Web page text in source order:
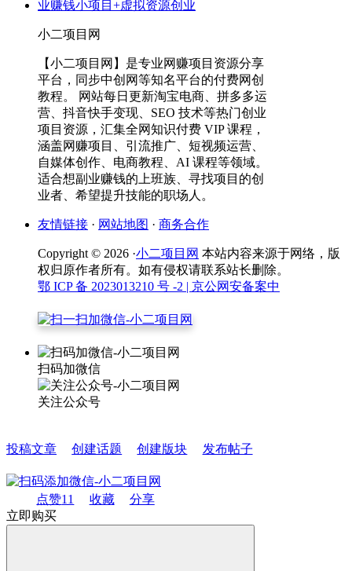
小二项目网
【小二项目网】是专业网赚项目资源分享
平台，同步中创网等知名平台的付费网创
教程。 网站每日更新淘宝电商、拼多多运
营、抖音快手变现、SEO 技术等热门创业
项目资源，汇集全网知识付费 VIP 课程，
涵盖网赚项目、引流推广、短视频运营、
自媒体创作、电商教程、AI 课程等领域。
适合想副业赚钱的上班族、寻找项目的创
业者、希望提升技能的职场人。
友情链接 · 网站地图 · 商务合作
Copyright © 2026 ·小二项目网 本站内容来源于网络，版
权归原作者所有。如有侵权请联系站长删除。
鄂 ICP 备 2023013210 号 -2 | 京公网安备案中
扫码加微信
关注公众号
投稿文章 创建话题 创建版块 发布帖子
点赞11 收藏
分享
立即购买